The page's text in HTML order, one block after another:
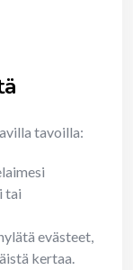
tavoilla:
tai
evästeet,
kertaa.